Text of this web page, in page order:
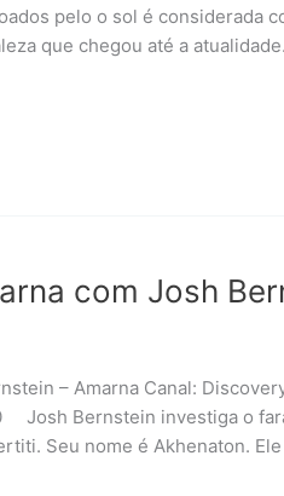
pelo o sol é considerada
que chegou até a
com Josh
– Amarna Canal:
Josh Bernstein investiga o
Seu nome é Akhenaton.